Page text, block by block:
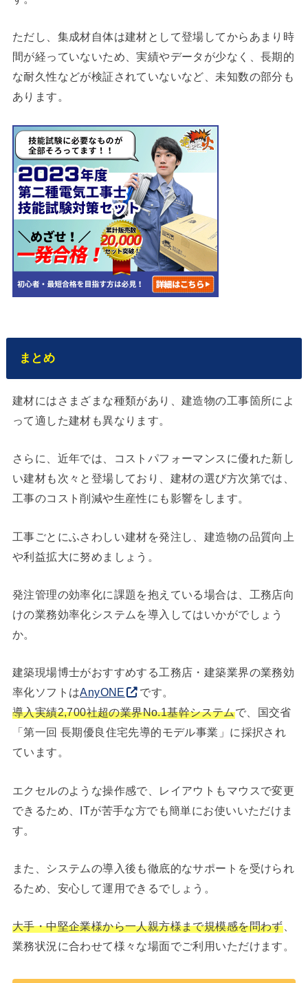
ただし、集成材自体は建材として登場してからあまり時
間が経っていないため、実績やデータが少なく、長期的
な耐久性などが検証されていないなど、未知数の部分も
あります。
まとめ
建材にはさまざまな種類があり、建造物の工事箇所によ
って適した建材も異なります。
さらに、近年では、コストパフォーマンスに優れた新し
い建材も次々と登場しており、建材の選び方次第では、
工事のコスト削減や生産性にも影響をします。
工事ごとにふさわしい建材を発注し、建造物の品質向上
や利益拡大に努めましょう。
発注管理の効率化に課題を抱えている場合は、工務店向
けの業務効率化システムを導入してはいかがでしょう
か。
建築現場博士がおすすめする工務店・建築業界の業務効
率化ソフトはAnyONE
です。
導入実績2,700社超の業界No.1基幹システムで、国交省
「第一回 長期優良住宅先導的モデル事業」に採択され
ています。
エクセルのような操作感で、レイアウトもマウスで変更
できるため、ITが苦手な方でも簡単にお使いいただけま
す。
また、システムの導入後も徹底的なサポートを受けられ
るため、安心して運用できるでしょう。
大手・中堅企業様から一人親方様まで規模感を問わず、
業務状況に合わせて様々な場面でご利用いただけます。